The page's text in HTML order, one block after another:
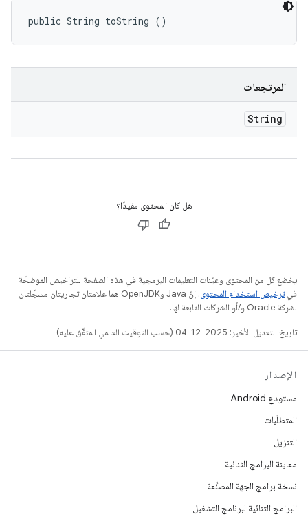
public String toString ()
المرتجعات
String
هل كان المحتوى مفيدًا؟
يخضع كل من المحتوى وعيّنات التعليمات البرمجية في هذه الصفحة للتراخيص الموضحّة
فيترخيص استخدام المحتوى
. إنّ Java وOpenJDK هما علامتان تجاريتان مسجَّلتان
لشركة Oracle و/أو الشركات التابعة لها.
تاريخ التعديل الأخير: 2025-12-04 (حسب التوقيت العالمي المتفَّق عليه)
الإصدار
مستودع Android
المتطلّبات
التنزيل
معاينة البرامج الثنائية
نسخة برامج الجهة المصنِّعة
البرامج الثنائية لبرنامج التشغيل